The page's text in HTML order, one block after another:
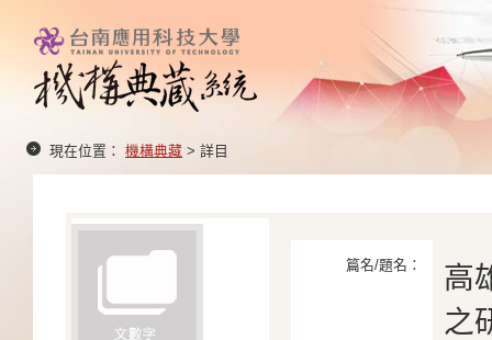
現在位置： 機構典藏 > 詳目
篇名/題名：
高
之